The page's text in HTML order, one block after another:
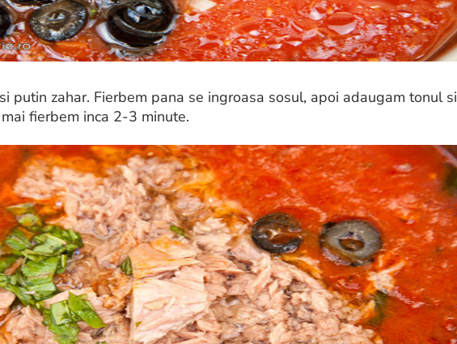
putin zahar. Fierbem pana se ingroasa sosul, apoi adaugam tonul si
fierbem inca 2-3 minute.